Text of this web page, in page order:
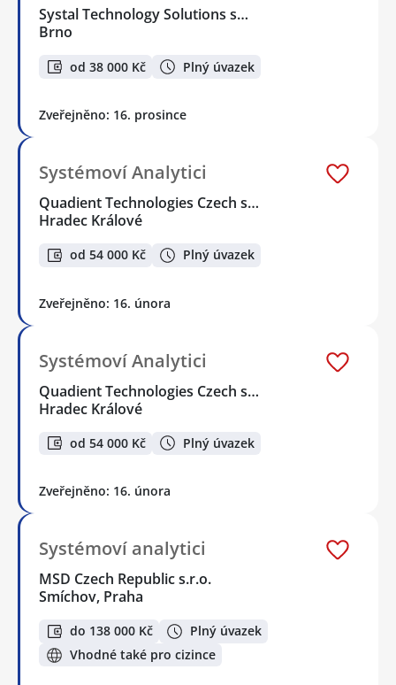
Systal Technology Solutions s…
Brno
od 38 000 Kč Plný úvazek
Zveřejněno: 16. prosince
Systémoví Analytici
Quadient Technologies Czech s…
Hradec Králové
od 54 000 Kč Plný úvazek
Zveřejněno: 16. února
Systémoví Analytici
Quadient Technologies Czech s…
Hradec Králové
od 54 000 Kč Plný úvazek
Zveřejněno: 16. února
Systémoví analytici
MSD Czech Republic s.r.o.
Smíchov, Praha
do 138 000 Kč
Plný úvazek
Vhodné také pro cizince